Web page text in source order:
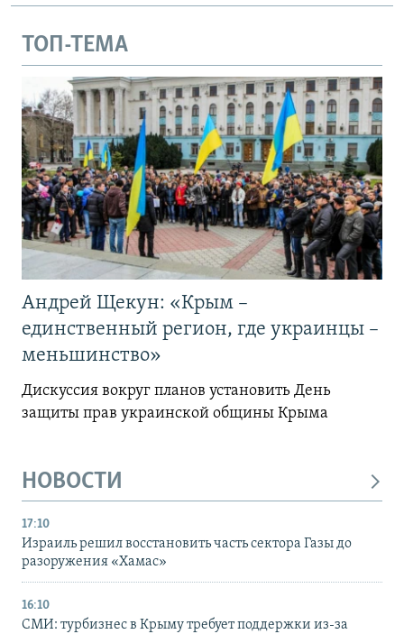
ТОП-ТЕМА
Андрей Щекун: «Крым –
единственный регион, где украинцы –
меньшинство»
Дискуссия вокруг планов установить День
защиты прав украинской общины Крыма
НОВОСТИ
17:10
Израиль решил восстановить часть сектора Газы до
разоружения «Хамас»
16:10
СМИ: турбизнес в Крыму требует поддержки из-за